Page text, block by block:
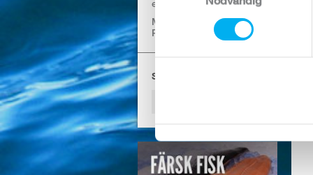
etc)
MILJÖMÄRKTA
PRODUKTER
SÖK PRODUKTER